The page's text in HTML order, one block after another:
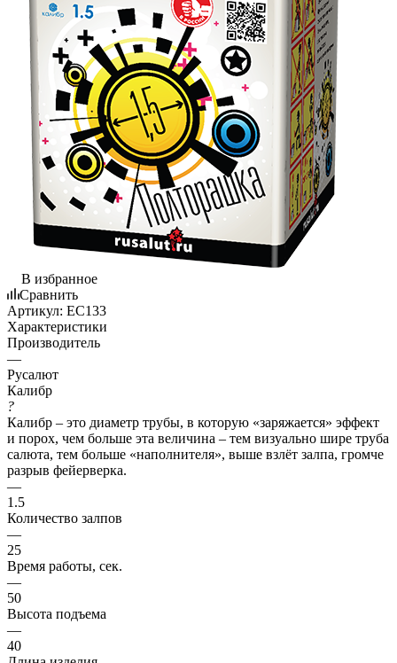
В избранное
Сравнить
Артикул: EC133
Характеристики
Производитель
—
Русалют
Калибр
?
Калибр – это диаметр трубы, в которую «заряжается» эффект
и порох, чем больше эта величина – тем визуально шире труба
салюта, тем больше «наполнителя», выше взлёт залпа, громче
разрыв фейерверка.
—
1.5
Количество залпов
—
25
Время работы, сек.
—
50
Высота подъема
—
40